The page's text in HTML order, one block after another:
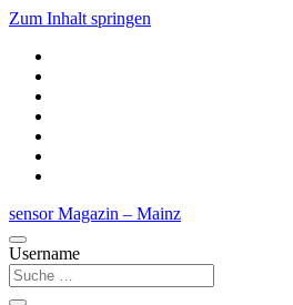
Zum Inhalt springen
sensor Magazin – Mainz
Username